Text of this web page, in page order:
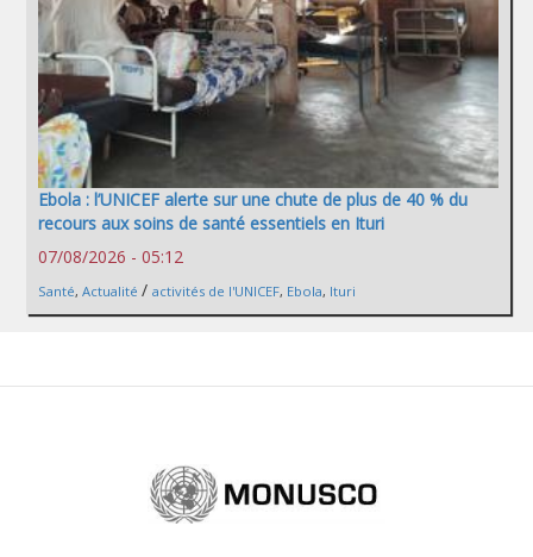
Ebola : l’UNICEF alerte sur une chute de plus de 40 % du
recours aux soins de santé essentiels en Ituri
07/08/2026 - 05:12
Santé, Actualité / activités de l'UNICEF, Ebola, Ituri